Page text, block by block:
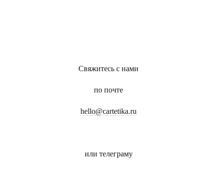
Свяжитесь с нами
по почте
hello@cartetika.ru
или телеграму